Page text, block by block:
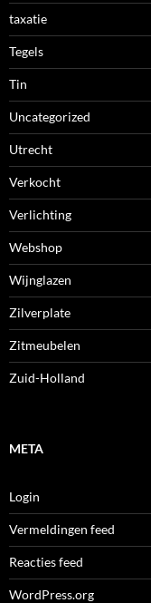
taxatie
Tegels
Tin
Uncategorized
Utrecht
Verkocht
Verlichting
Webshop
Wijnglazen
Zilverplate
Zitmeubelen
Zuid-Holland
META
Login
Vermeldingen feed
Reacties feed
WordPress.org